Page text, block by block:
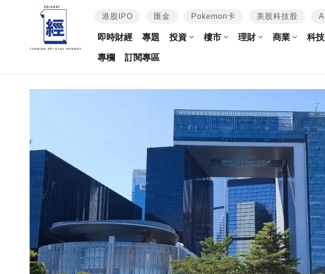
港股IPO 匯金 Pokemon卡 美股科技股 AI
即時財經 專題 投資 樓市 理財 商業 科技
專欄 訂閱專區